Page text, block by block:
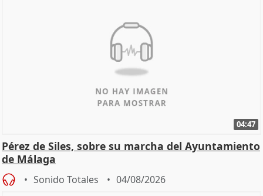
04:47
Pérez de Siles, sobre su marcha del Ayuntamiento
de Málaga
Sonido Totales 04/08/2026